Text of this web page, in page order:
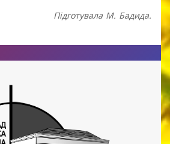
Підготувала М. Бадида.